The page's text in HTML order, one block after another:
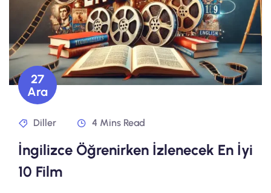
27
Ara
Diller 4 Mins Read
İngilizce Öğrenirken İzlenecek En İyi
10 Film